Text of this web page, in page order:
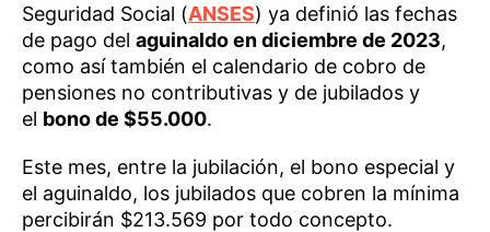
Seguridad Social (ANSES) ya definió las fechas
de pago del aguinaldo en diciembre de 2023,
como así también el calendario de cobro de
pensiones no contributivas y de jubilados y
el bono de $55.000.
Este mes, entre la jubilación, el bono especial y
el aguinaldo, los jubilados que cobren la mínima
percibirán $213.569 por todo concepto.